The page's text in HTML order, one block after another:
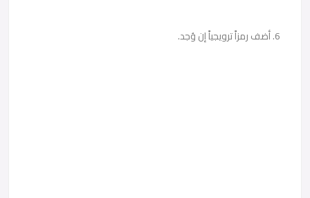
6. أضف رمزاً ترويجياً إن وُجد.